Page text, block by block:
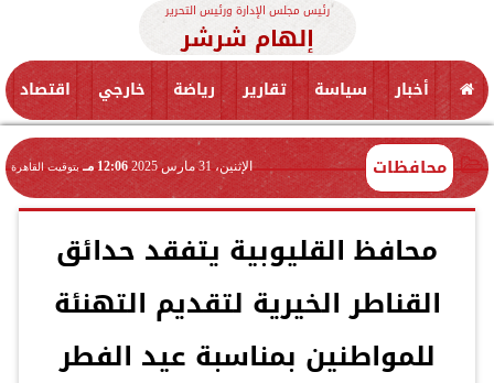
رئيس مجلس الإدارة ورئيس التحرير
إلهام شرشر
أخبار سياسة تقارير رياضة خارجي اقتصاد
محافظات الإثنين، 31 مارس 2025 12:06 مـ بتوقيت القاهرة
محافظ القليوبية يتفقد حدائق
القناطر الخيرية لتقديم التهنئة
للمواطنين بمناسبة عيد الفطر